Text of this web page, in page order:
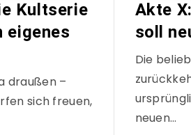
Kultserie
eigenes
draußen –
sich freuen,
Akte
soll
Die
neuen…